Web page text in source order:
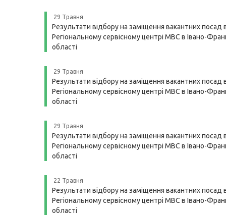
29 Травня
Результати відбору на заміщення вакантних посад
Регіональному сервісному центрі МВС в Івано-
області
29 Травня
Результати відбору на заміщення вакантних посад
Регіональному сервісному центрі МВС в Івано-
області
29 Травня
Результати відбору на заміщення вакантних посад
Регіональному сервісному центрі МВС в Івано-
області
22 Травня
Результати відбору на заміщення вакантних посад
Регіональному сервісному центрі МВС в Івано-
області